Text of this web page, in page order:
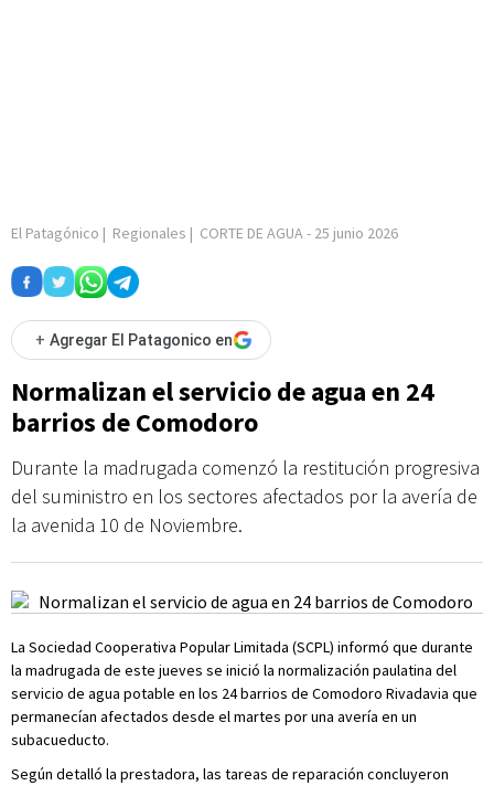
El Patagónico | Regionales | CORTE DE AGUA- 25 junio 2026
+ Agregar El Patagonico en
Normalizan el servicio de agua en 24
barrios de Comodoro
Durante la madrugada comenzó la restitución progresiva
del suministro en los sectores afectados por la avería de
la avenida 10 de Noviembre.
La Sociedad Cooperativa Popular Limitada (SCPL) informó que durante
la madrugada de este jueves se inició la normalización paulatina del
servicio de agua potable en los 24 barrios de Comodoro Rivadavia que
permanecían afectados desde el martes por una avería en un
subacueducto.
Según detalló la prestadora, las tareas de reparación concluyeron